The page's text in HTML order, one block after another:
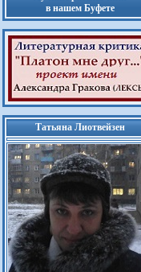
в нашем Буфете
Татьяна Лиотвейзен